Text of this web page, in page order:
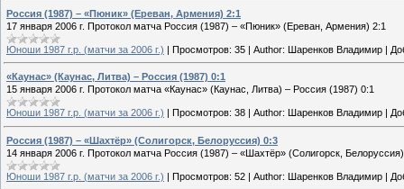
Россия (1987) – «Пюник» (Ереван, Армения) 2:1
17 января 2006 г. Протокол матча Россия (1987) – «Пюник» (Ереван, Армения) 2:1
Юноши 1987 г.р. (матчи за 2006 г.) | Просмотров: 35 | Author: Шаренков Владимир |
«Каунас» (Каунас, Литва) – Россия (1987) 0:1
15 января 2006 г. Протокол матча «Каунас» (Каунас, Литва) – Россия (1987) 0:1
Юноши 1987 г.р. (матчи за 2006 г.) Просмотров: 38 Author: Шаренков Владимир
Россия (1987) – «Шахтёр» (Солигорск, Белоруссия) 0:3
14 января 2006 г. Протокол матча Россия (1987) – «Шахтёр» (Солигорск,
Юноши 1987 г.р. (матчи за 2006 г.) | Просмотров: 52 | Author: Шаренков Владимир |